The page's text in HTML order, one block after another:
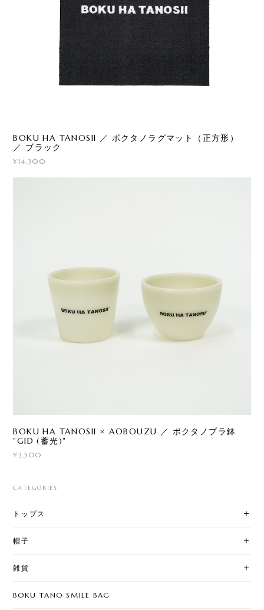
BOKU HA TANOSII ／ ボクタノラグマット（正方形）
／ ブラック
¥14,300
BOKU HA TANOSII × AOBOUZU ／ ボクタノプラ鉢
"GID (蓄光)"
¥3,500
CATEGORIES
トップス
帽子
雑貨
BOKU TANO SMILE BAG